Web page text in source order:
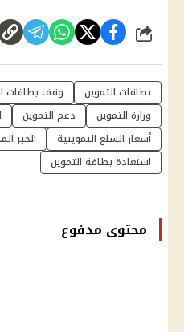
شارك
بطاقات التموين وقف بطاقات
وزارة التموين
دعم التموين
أسعار السلع التموينية
الخبز
استعادة بطاقة التموين
محتوى مدفوع